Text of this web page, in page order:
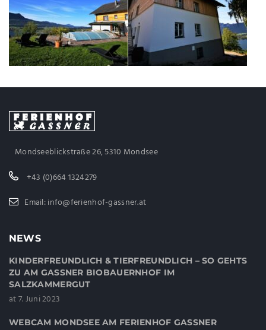
Mondseeblickstraße 26, 5310 Mondsee
+43 (0)664 1324279
Email: info@ferienhof-gassner.at
NEWS
KINDERFREUNDLICH & TIERFREUNDLICH – SO GEHTS
ZU AM GASSNER BIOBAUERNHOF IM
SALZKAMMERGUT
at 7. Juni 2023
WEBCAM MONDSEE AM FERIENHOF GASSNER